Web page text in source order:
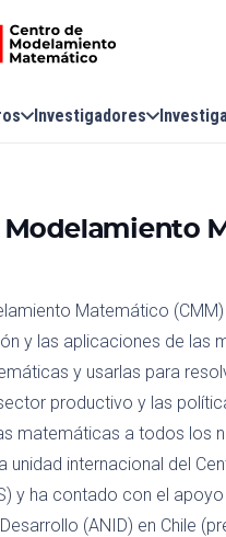
Investigadores
Matemático
y las aplicaciones de las
y usarlas para
productivo y las
matemáticas a todos los
unidad internacional del
y ha contado con el
(ANID) en Chile